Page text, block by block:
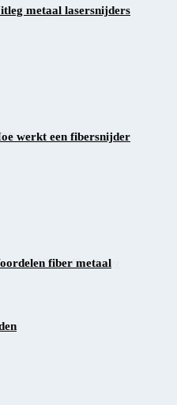
lasergraveren
lasergraveren
UV & fiberlaser
metaal lasersnijders
werkt een fibersnijder
fiber metaal